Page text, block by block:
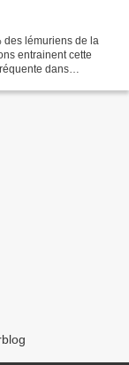
des lémuriens de la
entrainent cette
dans